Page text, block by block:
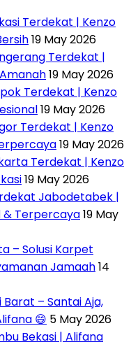
Terdekat | Kenzo
19 May 2026
Terdekat |
19 May 2026
Terdekat | Kenzo
19 May 2026
Terdekat | Kenzo
19 May 2026
Terdekat | Kenzo
19 May 2026
Jabodetabek |
& Terpercaya19 May
– Solusi Karpet
Jamaah14
– Santai Aja,
😄 5 May 2026
Bekasi | Alifana